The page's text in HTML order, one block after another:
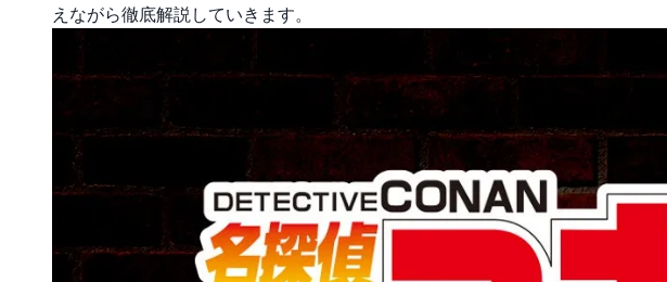
えながら徹底解説していきます。